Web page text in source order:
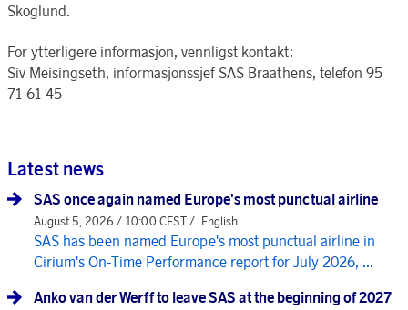
Skoglund.
For ytterligere informasjon, vennligst kontakt:
Siv Meisingseth, informasjonssjef SAS Braathens, telefon 95
71 61 45
Latest news
SAS once again named Europe's most punctual airline
August 5, 2026 / 10:00 CEST / English
SAS has been named Europe's most punctual airline in
Cirium's On-Time Performance report for July 2026, ...
Anko van der Werff to leave SAS at the beginning of 2027